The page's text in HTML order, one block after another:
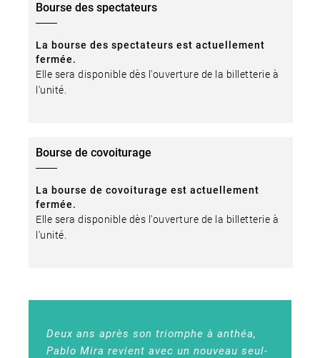
Deux ans après son triomphe à anthéa,
Pablo Mira revient avec un nouveau seul-
Bourse des spectateurs
La bourse des spectateurs est actuellement
fermée.
Elle sera disponible dès l'ouverture de la billetterie à
l'unité.
Bourse de covoiturage
La bourse de covoiturage est actuellement
fermée.
Elle sera disponible dès l'ouverture de la billetterie à
l'unité.